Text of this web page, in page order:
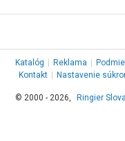
Katalóg Reklama
Kontakt
Nastavenie
© 2000 - 2026, Ringier